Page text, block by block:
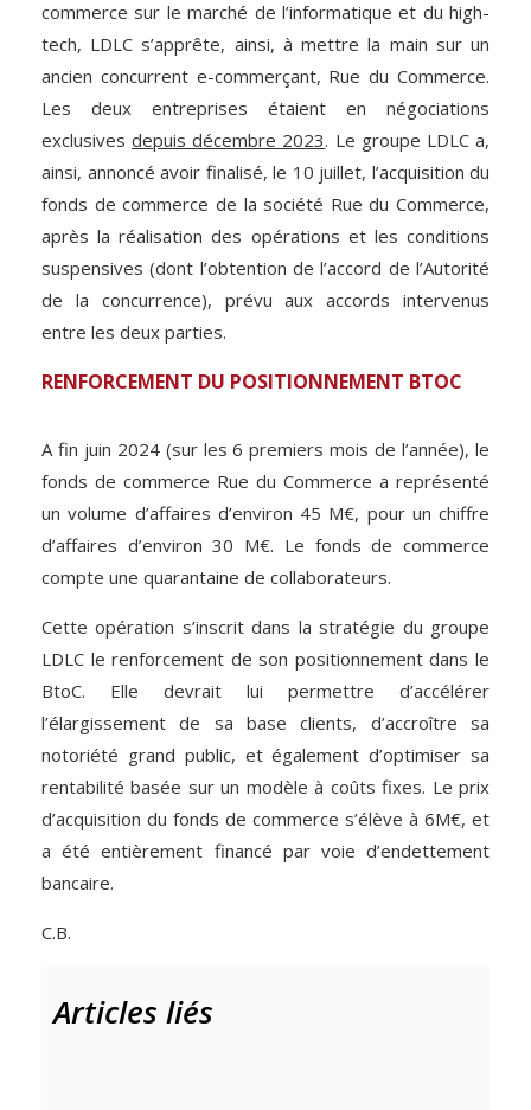
commerce sur le marché de l’informatique et du high-
tech, LDLC s’apprête, ainsi, à mettre la main sur un
ancien concurrent e-commerçant, Rue du Commerce.
Les deux entreprises étaient en négociations
exclusivesdepuis décembre 2023. Le groupe LDLC a,
ainsi, annoncé avoir finalisé, le 10 juillet, l’acquisition du
fonds de commerce de la société Rue du Commerce,
après la réalisation des opérations et les conditions
suspensives (dont l’obtention de l’accord de l’Autorité
de la concurrence), prévu aux accords intervenus
entre les deux parties.
RENFORCEMENT DU POSITIONNEMENT BTOC
A fin juin 2024 (sur les 6 premiers mois de l’année), le
fonds de commerce Rue du Commerce a représenté
un volume d’affaires d’environ 45 M€, pour un chiffre
d’affaires d’environ 30 M€. Le fonds de commerce
compte une quarantaine de collaborateurs.
Cette opération s’inscrit dans la stratégie du groupe
LDLC le renforcement de son positionnement dans le
BtoC. Elle devrait lui permettre d’accélérer
l’élargissement de sa base clients, d’accroître sa
notoriété grand public, et également d’optimiser sa
rentabilité basée sur un modèle à coûts fixes. Le prix
d’acquisition du fonds de commerce s’élève à 6M€, et
a été entièrement financé par voie d’endettement
bancaire.
C.B.
Articles liés